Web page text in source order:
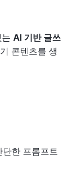
AI 기반 글쓰
콘텐츠를 생
한 프롬프트